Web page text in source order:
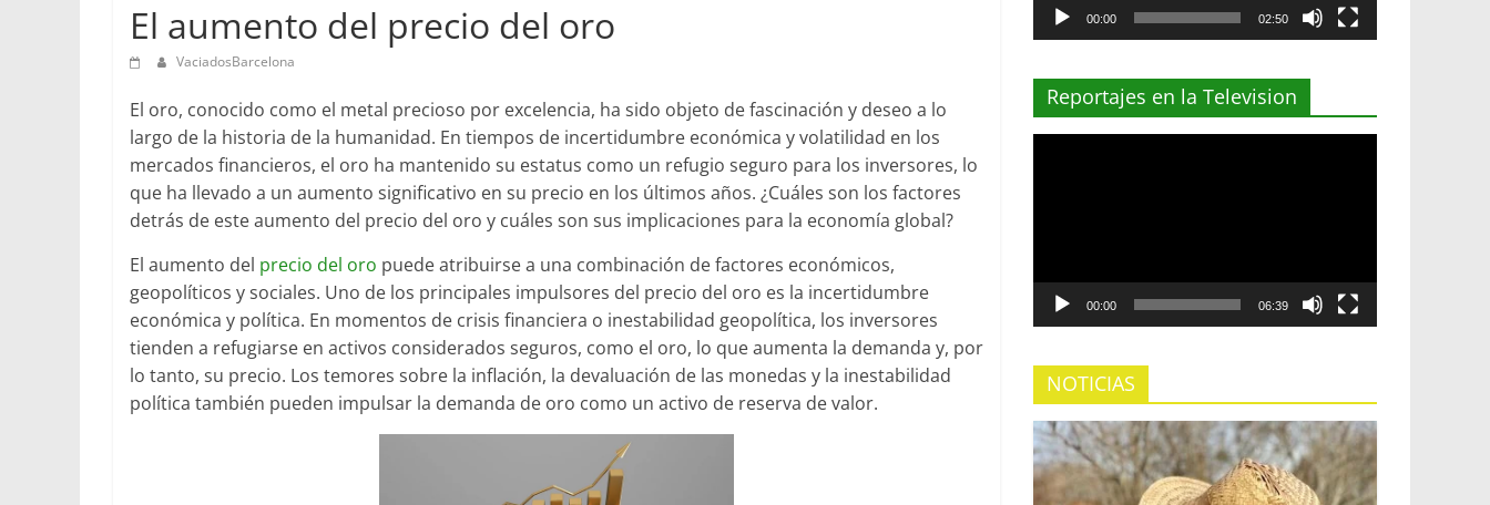
El aumento del precio del oro
VaciadosBarcelona
El oro, conocido como el metal precioso por excelencia, ha sido objeto de fascinación y deseo a lo
largo de la historia de la humanidad. En tiempos de incertidumbre económica y volatilidad en los
mercados financieros, el oro ha mantenido su estatus como un refugio seguro para los inversores, lo
que ha llevado a un aumento significativo en su precio en los últimos años. ¿Cuáles son los factores
detrás de este aumento del precio del oro y cuáles son sus implicaciones para la economía global?
El aumento del precio del oro puede atribuirse a una combinación de factores económicos,
geopolíticos y sociales. Uno de los principales impulsores del precio del oro es la incertidumbre
económica y política. En momentos de crisis financiera o inestabilidad geopolítica, los inversores
tienden a refugiarse en activos considerados seguros, como el oro, lo que aumenta la demanda y, por
lo tanto, su precio. Los temores sobre la inflación, la devaluación de las monedas y la inestabilidad
política también pueden impulsar la demanda de oro como un activo de reserva de valor.
00:00 02:50
Reportajes en la Television
00:00 06:39
NOTICIAS